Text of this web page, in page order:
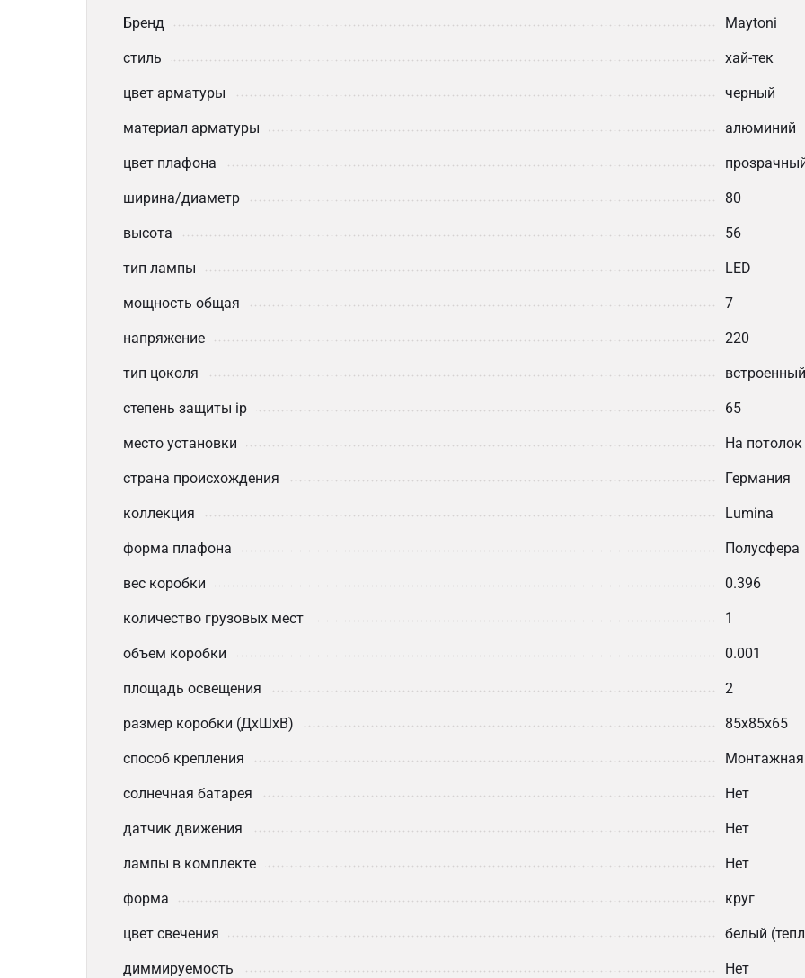
Бренд Maytoni
стиль хай-тек
цвет арматуры черный
материал арматуры алюминий
цвет плафона
ширина/диаметр 80
высота 56
тип лампы LED
мощность общая 7
напряжение 220
тип цоколя
степень защиты ip 65
место установки На потолок
страна происхождения Германия
коллекция Lumina
форма плафона Полусфера
вес коробки 0.396
количество грузовых мест 1
объем коробки 0.001
площадь освещения 2
размер коробки (ДхШхВ) 85х85х65
способ крепления Монтажная
солнечная батарея Нет
датчик движения Нет
лампы в комплекте Нет
форма круг
цвет свечения белый
диммируемость Нет